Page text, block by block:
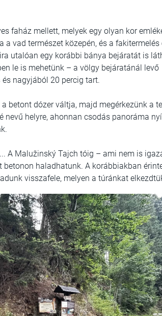
faház mellett, melyek egy olyan kor
vad természet közepén, és a fakitermelés
utalóan egy korábbi bánya bejáratát is
le is mehetünk – a völgy bejáratánál levő
nagyjából 20 percig tart.
betont dózer váltja, majd megérkezünk a
nevű helyre, ahonnan csodás panoráma
A Malužinský Tajch tóig – ami nem is
haladhatunk. A korábbiakban
visszafele, melyen a túránkat